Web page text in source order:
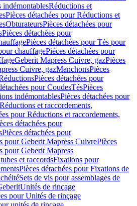
indémontablesRéductions et
Pièces détachées pour Réductions et
ObturateursPièces détachées pour
Pièces détachées pour
Pièces détachées pour Tés pour
chauffagePièces détachées pour
Geberit Mapress Cuivre, gazPièces
Cuivre, gazManchonsPièces
Pièces détachées pour
pour CoudesTésPièces
indémontablesPièces détachées pour
Réductions et raccordements,
pour Réductions et raccordements,
détachées pour
Pièces détachées pour
pour Geberit Mapress CuivrePièces
pour Geberit Mapress
et raccordsFixations pour
Pièces détachées pour Fixations de
Sets de vis pour assemblages de
Unités de rinçage
pour Unités de rinçage